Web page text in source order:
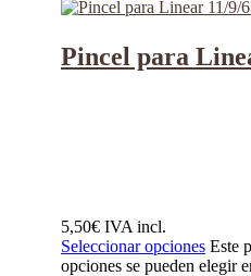
Pincel para
5,50€ IVA incl.
Seleccionar opciones Este
opciones se pueden elegir